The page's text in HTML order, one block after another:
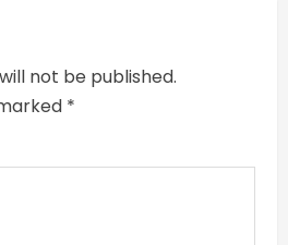
not be published.
*